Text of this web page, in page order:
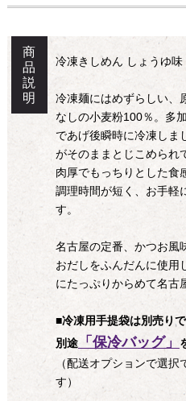
商
品
説
明
冷凍きしめん しょうゆ
冷凍麺にはめずらしい、
なしの小麦粉100％。多
であげ後瞬時に冷凍しま
がそのままとじこめられ
肉厚でもっちりとした食
調理時間が短く、お手軽
す。
名古屋の定番、かつお風
おだしをふんだんに使用
にたっぷりからめて名古
■冷凍用手提袋は別売りで
別途「保冷バッグ」
（配送オプションで選
す）